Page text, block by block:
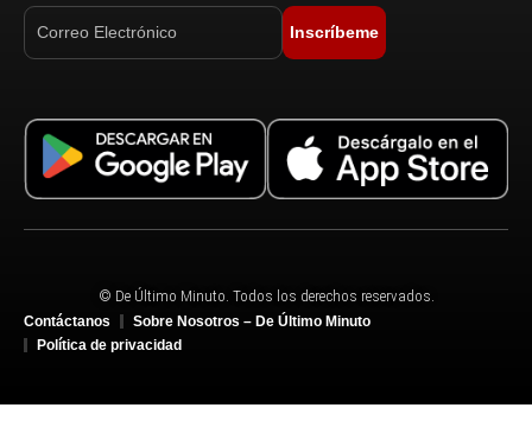
Inscríbeme
© De Último Minuto. Todos los derechos reservados.
Contáctanos
Sobre Nosotros – De Último Minuto
Política de privacidad